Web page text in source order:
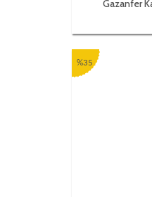
Gazanfer
%35